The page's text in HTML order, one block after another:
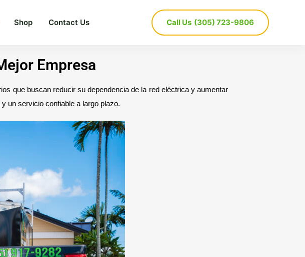
Shop Contact Us Call Us (305) 723-9806
Empresa
que buscan reducir su dependencia de la red eléctrica y aumentar
un servicio confiable a largo plazo.